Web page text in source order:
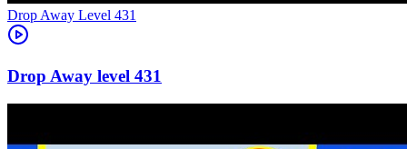
Level 431
431